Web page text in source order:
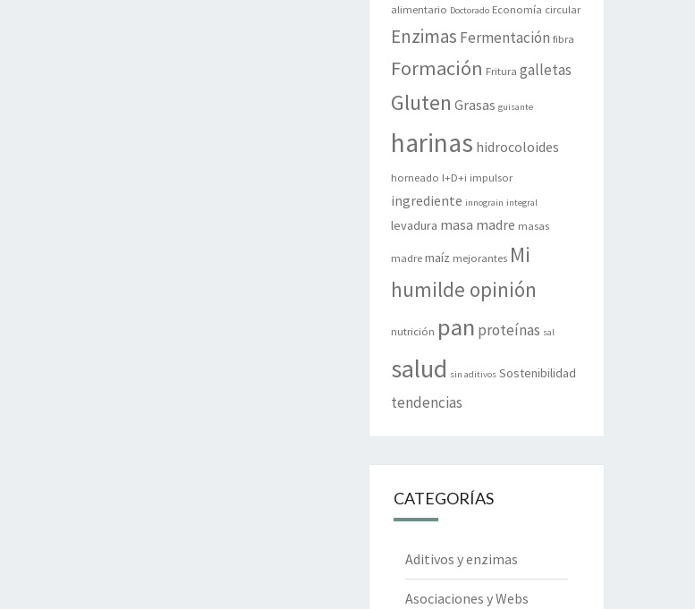
alimentario Doctorado Economía circular
Enzimas Fermentación fibra
Formación Fritura galletas
Gluten Grasas guisante
harinas hidrocoloides
horneado I+D+i impulsor
ingrediente innograin integral
levadura masa madre masas
madre maíz mejorantes Mi
humilde opinión
nutrición pan proteínas sal
salud sin aditivos Sostenibilidad
tendencias
CATEGORÍAS
Aditivos y enzimas
Asociaciones y Webs